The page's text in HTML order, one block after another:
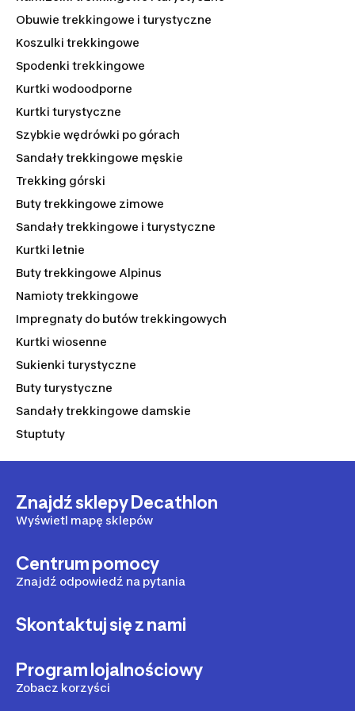
Obuwie trekkingowe i turystyczne
Koszulki trekkingowe
Spodenki trekkingowe
Kurtki wodoodporne
Kurtki turystyczne
Szybkie wędrówki po górach
Sandały trekkingowe męskie
Trekking górski
Buty trekkingowe zimowe
Sandały trekkingowe i turystyczne
Kurtki letnie
Buty trekkingowe Alpinus
Namioty trekkingowe
Impregnaty do butów trekkingowych
Kurtki wiosenne
Sukienki turystyczne
Buty turystyczne
Sandały trekkingowe damskie
Stuptuty
Znajdź sklepy Decathlon
Wyświetl mapę sklepów
Centrum pomocy
Znajdź odpowiedź na pytania
Skontaktuj się z nami
Program lojalnościowy
Zobacz korzyści